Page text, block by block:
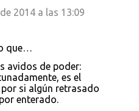
2014 a las 13:09
que…
avidos de poder:
es el
por si algún retrasado
enterado.